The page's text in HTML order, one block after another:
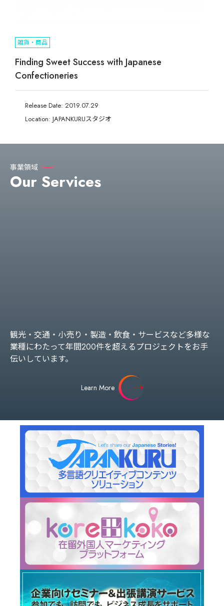
雑貨・商品
Finding Sweet Success with Japanese
Confectioneries
Release Date: 2019.07.29
Location: JAPANKURUスタジオ
事業領域
Our Services
観光・交通・小売り・製造・飲食・サービスなど多様な
業種にわたって年間200件を超えるプロジェクトをお手
伝いしています。
Learn More